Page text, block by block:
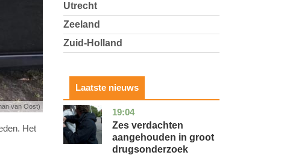
van Oost)
Het
Utrecht
Zeeland
Zuid-Holland
Laatste nieuws
19:04
zuid-
holland
nieuws
Zes verdachten
aangehouden in groot
drugsonderzoek